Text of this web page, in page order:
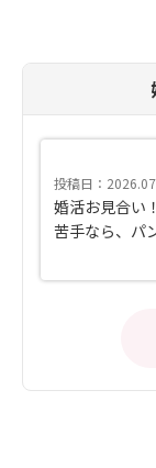
投稿日：
婚活お見合い
苦手なら、パ